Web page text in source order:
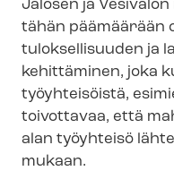
Jalosen ja
tähän päämäärään
tuloksellisuuden ja
kehittäminen, joka
työyhteisöistä,
toivottavaa, että
alan työyhteisö
mukaan.